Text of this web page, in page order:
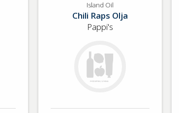
Island Oil
Chili Raps Olja
Pappi's